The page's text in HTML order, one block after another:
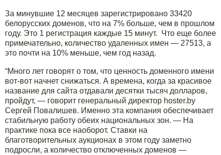
За минувшие 12 месяцев зарегистрировано 33420
белорусских доменов, что на 7% больше, чем в прошлом
году. Это 1 регистрация каждые 15 минут. Что еще более
примечательно, количество удаленных имен — 27513, а
это почти на 10% меньше, чем год назад.
“Много лет говорят о том, что ценность доменного имени
вот-вот начнет снижаться. А времена, когда за красивое
название для сайта отдавали десятки тысяч долларов,
пройдут, — говорит генеральный директор hoster.by
Сергей Повалишев. Именно эта компания обеспечивает
стабильную работу обеих национальных зон. — На
практике пока все наоборот. Ставки на
благотворительных аукционах в этом году заметно
подросли, а количество отключенных доменов —